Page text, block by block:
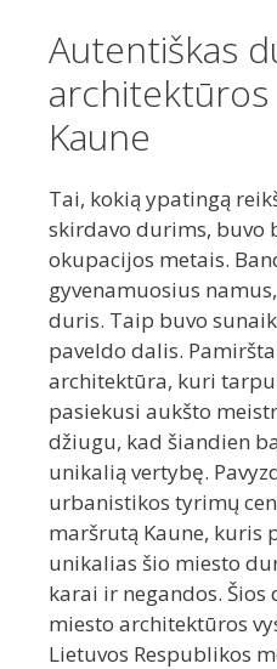
Autentiškas
architektūros
Kaune
Tai, kokią ypatingą
skirdavo durims, buvo
okupacijos metais.
gyvenamuosius
duris. Taip buvo
paveldo dalis.
architektūra, kuri
pasiekusi aukšto
džiugu, kad šiandien
unikalią vertybę.
urbanistikos tyrimų
maršrutą Kaune, kuris
unikalias šio miesto
karai ir negandos.
miesto architektūros
Lietuvos Respublikos